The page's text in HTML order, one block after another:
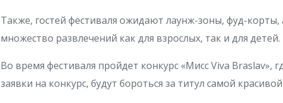
Также, гостей фестиваля ожидают лаунж-зоны, фуд-
множество развлечений как для взрослых, так и для детей.
Во время фестиваля пройдет конкурс «Мисс Viva Braslav»,
заявки на конкурс, будут бороться за титул самой